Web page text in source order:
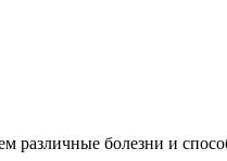
болезни и